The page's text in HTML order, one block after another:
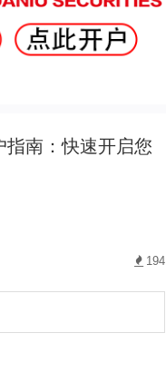
南：快速开启您
194